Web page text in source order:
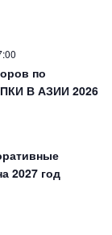
по
В АЗИИ 2026
2027 год